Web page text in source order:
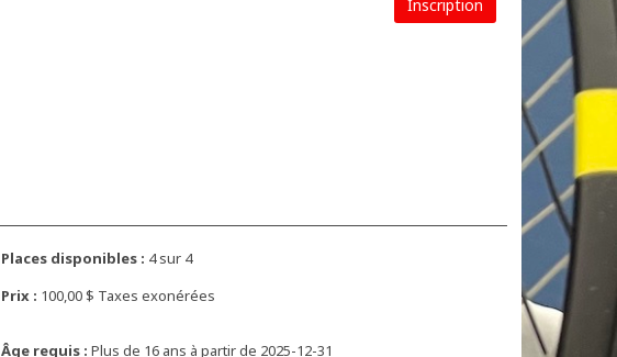
Inscription
Places disponibles : 4 sur 4
Prix : 100,00 $ Taxes exonérées
Âge requis : Plus de 16 ans à partir de 2025-12-31